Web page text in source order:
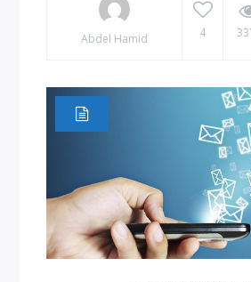
Abdel Hamid 4